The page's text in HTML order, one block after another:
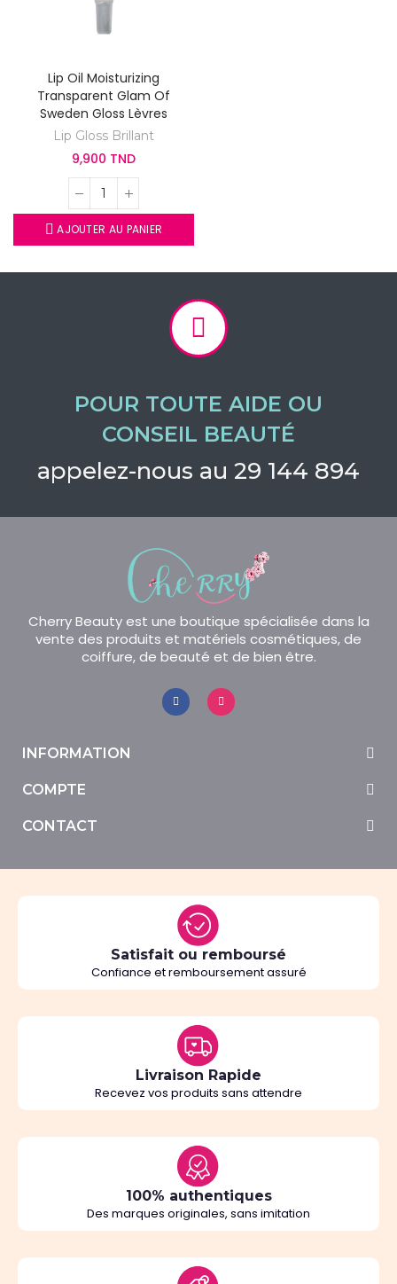
Lip Oil Moisturizing
Transparent Glam Of
Sweden Gloss Lèvres
Lip Gloss Brillant
9,900 TND
AJOUTER AU PANIER
POUR TOUTE AIDE OU
CONSEIL BEAUTÉ
appelez-nous au 29 144 894
Cherry Beauty est une boutique spécialisée dans la
vente des produits et matériels cosmétiques, de
coiffure, de beauté et de bien être.
INFORMATION
COMPTE
CONTACT
Satisfait ou remboursé
Confiance et remboursement assuré
Livraison Rapide
Recevez vos produits sans attendre
100% authentiques
Des marques originales, sans imitation